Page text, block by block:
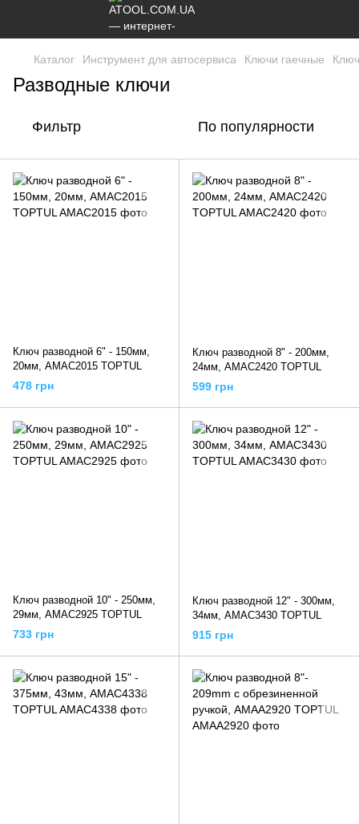
Каталог Инструмент для автосервиса Ключи гаечные
Разводные ключи
Фильтр По популярности
Ключ разводной 6" - 150мм,
20мм, AMAC2015 TOPTUL
478 грн
Ключ разводной 8" - 200мм,
24мм, AMAC2420 TOPTUL
599 грн
Ключ разводной 10" - 250мм,
29мм, AMAC2925 TOPTUL
733 грн
Ключ разводной 12" - 300мм,
34мм, AMAC3430 TOPTUL
915 грн